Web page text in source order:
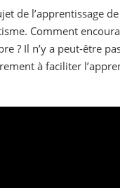
de l’apprentissage
Comment
? Il n’y a peut-être
à faciliter